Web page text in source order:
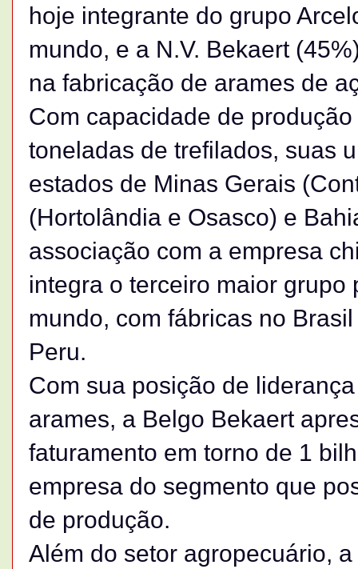
hoje integrante do grupo
mundo, e a N.V. Bekaert
na fabricação de arames de
Com capacidade de
toneladas de trefilados, suas
estados de Minas Gerais
(Hortolândia e Osasco) e
associação com a empresa
integra o terceiro maior
mundo, com fábricas no
Peru.
Com sua posição de
arames, a Belgo Bekaert
faturamento em torno de 1
empresa do segmento que
de produção.
Além do setor agropecuário,